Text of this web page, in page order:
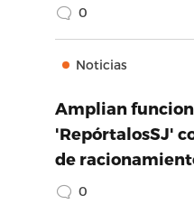
0
Noticias
Amplian
'RepórtalosSJ'
de
0